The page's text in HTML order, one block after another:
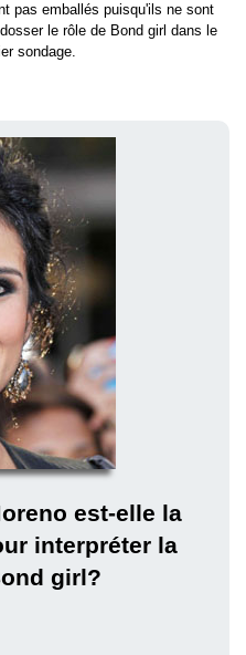
pas emballés puisqu'ils ne sont
le rôle de Bond girl dans le
sondage.
est-elle la
interpréter la
girl?